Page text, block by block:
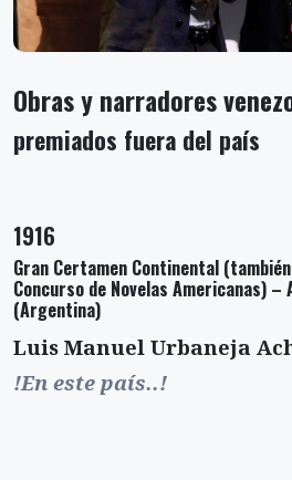
Obras y narradores
premiados fuera del país
1916
Gran Certamen Continental
Concurso de Novelas Americanas) –
(Argentina)
Luis Manuel Urbaneja
!En este país..!